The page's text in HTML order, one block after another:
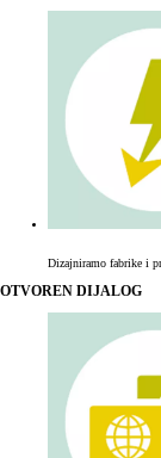
Dizajniramo fabrike i
OTVOREN DIJALOG